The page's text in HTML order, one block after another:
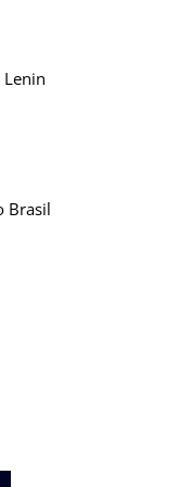
Lenin
Brasil